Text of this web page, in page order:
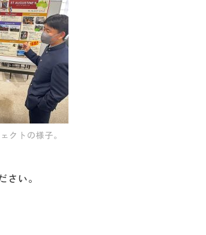
クトの様子。
さい。